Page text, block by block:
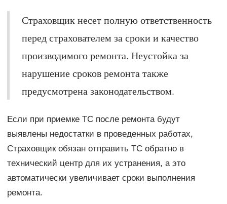
Страховщик несет полную ответственность
перед страхователем за сроки и качество
производимого ремонта. Неустойка за
нарушение сроков ремонта также
предусмотрена законодательством.
Если при приемке ТС после ремонта будут
выявлены недостатки в проведенных работах,
Страховщик обязан отправить ТС обратно в
технический центр для их устранения, а это
автоматически увеличивает сроки выполнения
ремонта.